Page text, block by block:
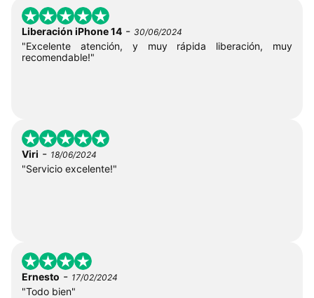
Liberación iPhone 14 - 30/06/2024
"Excelente atención, y muy rápida liberación, muy
recomendable!"
Viri - 18/06/2024
"Servicio excelente!"
Ernesto - 17/02/2024
"Todo bien"